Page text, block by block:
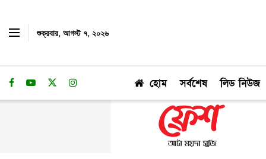
শুক্রবার, আগস্ট ৭, ২০২৬
হোম সর্বশেষ লিড নিউজ